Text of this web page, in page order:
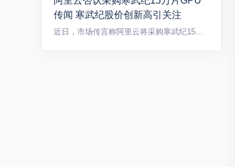
传闻 寒武纪股价创新高引关注
近日，市场传言称阿里云将采购寒武纪15万片GPU，引发广泛关...